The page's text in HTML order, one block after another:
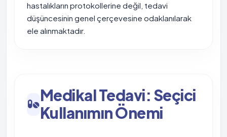
hastalıkların protokollerine değil, tedavi
düşüncesinin genel çerçevesine odaklanılarak
ele alınmaktadır.
Medikal Tedavi: Seçici
Kullanımın Önemi